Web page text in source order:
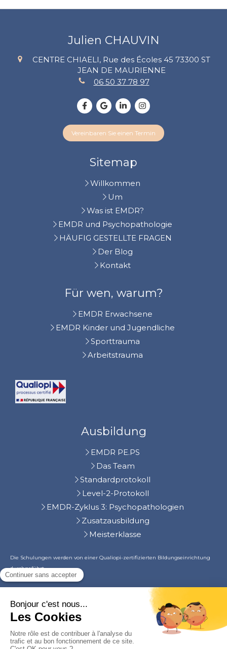
Julien CHAUVIN
CENTRE CHIAELI, Rue des Écoles 45 73300 ST
JEAN DE MAURIENNE
06 50 37 78 97
Vereinbaren Sie einen Termin
Sitemap
Willkommen
Um
Was ist EMDR?
EMDR und Psychopathologie
HÄUFIG GESTELLTE FRAGEN
Der Blog
Kontakt
Für wen, warum?
EMDR Erwachsene
EMDR Kinder und Jugendliche
Sporttrauma
Arbeitstrauma
Ausbildung
EMDR PE.PS
Das Team
Standardprotokoll
Level-2-Protokoll
EMDR-Zyklus 3: Psychopathologien
Zusatzausbildung
Meisterklasse
Die Schulungen werden von einer Qualiopi-zertifizierten Bildungseinrichtung
durchgeführt.
©2024 Julien CHAUVIN, Kurzzeittherapie
Sitemap